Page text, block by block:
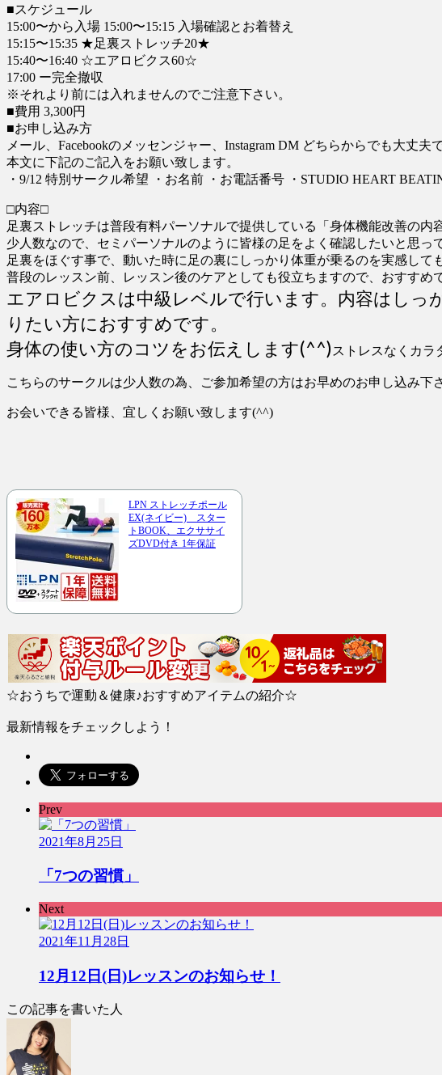
■スケジュール
15:00〜から入場 15:00〜15:15 入場確認とお着替え
15:15〜15:35 ★足裏ストレッチ20★
15:40〜16:40 ☆エアロビクス60☆
17:00 ー完全撤収
※それより前には入れませんのでご注意下さい。
■費用 3,300円
■お申し込み方
メール、Facebookのメッセンジャー、Instagram DM どちらからでも大丈夫
本文に下記のご記入をお願い致します。
・9/12 特別サークル希望 ・お名前 ・お電話番号 ・STUDIO HEART
□内容□
足裏ストレッチは普段有料パーソナルで提供している「身体機能改善の内
少人数なので、セミパーソナルのように皆様の足をよく確認したいと思っ
足裏をほぐす事で、動いた時に足の裏にしっかり体重が乗るのを実感して
普段のレッスン前、レッスン後のケアとしても役立ちますので、おすすめ
エアロビクスは中級レベルで行います。 内容はしっ
りたい方におすすめです。
身体の使い方のコツをお伝えします(^^) ストレスなくカラ
こちらのサークルは少人数の為、ご参加希望の方はお早めのお申し込み下
お会いできる皆様、宜しくお願い致します(^^)
LPN ストレッチポール
EX(ネイビー) スター
トBOOK、エクササイ
ズDVD付き 1年保証
☆おうちで運動＆健康♪おすすめアイテムの紹介☆
最新情報をチェックしよう！
Prev
2021年8月25日
「7つの習慣」
Next
2021年11月28日
12月12日(日)レッスンのお知らせ！
この記事を書いた人